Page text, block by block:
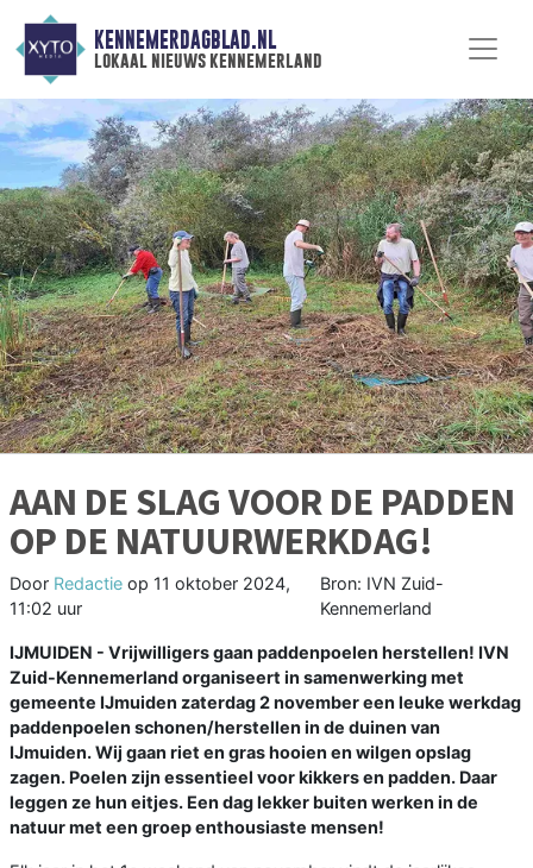
KENNEMERDAGBLAD.NL
lokaal nieuws kennemerland
AAN DE SLAG VOOR DE PADDEN
OP DE NATUURWERKDAG!
Door Redactie op 11 oktober 2024,
11:02 uur
Bron: IVN Zuid-
Kennemerland
IJMUIDEN - Vrijwilligers gaan paddenpoelen herstellen! IVN
Zuid-Kennemerland organiseert in samenwerking met
gemeente IJmuiden zaterdag 2 november een leuke werkdag
paddenpoelen schonen/herstellen in de duinen van
IJmuiden. Wij gaan riet en gras hooien en wilgen opslag
zagen. Poelen zijn essentieel voor kikkers en padden. Daar
leggen ze hun eitjes. Een dag lekker buiten werken in de
natuur met een groep enthousiaste mensen!